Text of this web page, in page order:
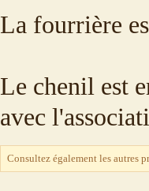
La fourrière
Le chenil est
avec
Consultez également les autres